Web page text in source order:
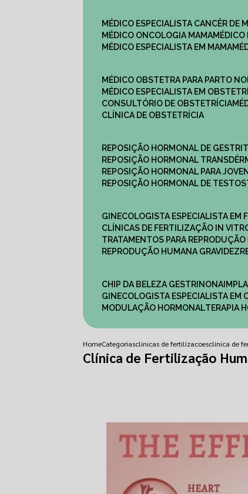
MÉDICO ESPECIALISTA CANCÊR DE
MÉDICO ONCOLOGIA MAMA
MÉDICO ESPECIALISTA EM MAMA
MÉDICO OBSTETRA PARA PARTO
MÉDICO ESPECIALISTA EM
CONSULTÓRIO DE OBSTETRÍCIA
CLÍNICA DE OBSTETRÍCIA
REPOSIÇÃO HORMONAL DE
REPOSIÇÃO HORMONAL
REPOSIÇÃO HORMONAL PARA
REPOSIÇÃO HORMONAL DE
GINECOLOGISTA ESPECIALISTA EM
CLÍNICAS DE FERTILIZAÇÃO IN
TRATAMENTOS PARA
REPRODUÇÃO HUMANA GRAVIDEZ
CHIP DA BELEZA GESTRINONA
GINECOLOGISTA ESPECIALISTA
MODULAÇÃO HORMONAL
TERAPIA
HomeCategoriasclinicas de fertilizacoesclinica de
Clínica de Fertilização